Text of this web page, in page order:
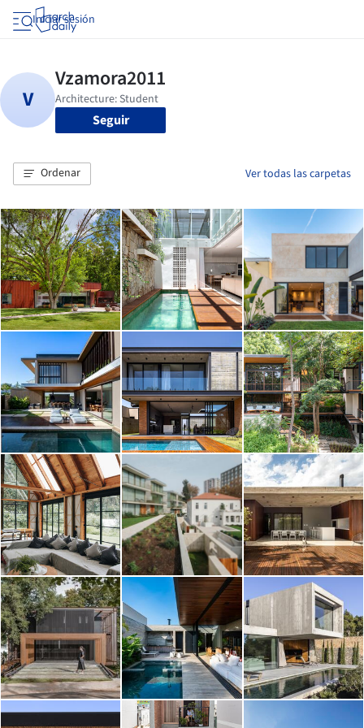
Iniciar sesión
Seguir
Ordenar Ver todas las carpetas